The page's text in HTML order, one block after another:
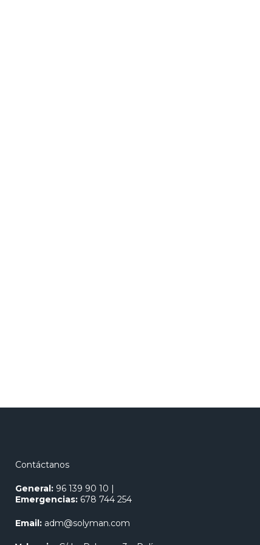
Contáctanos
General: 96 139 90 10
Emergencias: 678 744 254
Email: adm@solyman.com